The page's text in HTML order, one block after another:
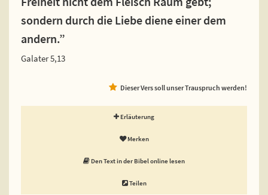
sondern durch die Liebe diene einer dem
andern.”
Galater 5,13
Dieser Vers soll unser Trauspruch werden!
Erläuterung
Merken
Den Text in der Bibel online lesen
Teilen